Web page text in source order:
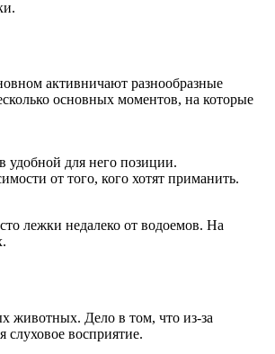
активничают разнообразные
основных моментов, на которые
удобной для него позиции.
от того, кого хотят приманить.
лежки недалеко от водоемов. На
животных. Дело в том, что из-за
восприятие.